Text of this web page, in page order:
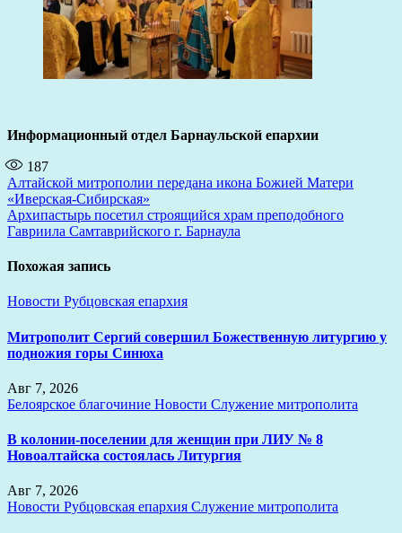
Информационный отдел Барнаульской епархии
187
Навигация
по
записям
Алтайской митрополии передана икона Божией Матери
«Иверская-Сибирская»
Архипастырь посетил строящийся храм преподобного
Гавриила Самтаврийского г. Барнаула
Похожая запись
Новости Рубцовская епархия
Митрополит Сергий совершил Божественную литургию у
подножия горы Синюха
Авг 7, 2026
Белоярское благочиние Новости Служение митрополита
В колонии-поселении для женщин при ЛИУ № 8
Новоалтайска состоялась Литургия
Авг 7, 2026
Новости Рубцовская епархия Служение митрополита